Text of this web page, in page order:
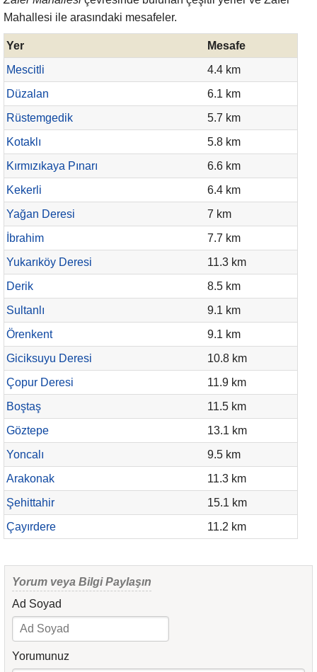
Mahallesi ile arasındaki mesafeler.
Yer
Mesafe
Mescitli
4.4 km
Düzalan
6.1 km
Rüstemgedik
5.7 km
Kotaklı
5.8 km
Kırmızıkaya Pınarı
6.6 km
Kekerli
6.4 km
Yağan Deresi
7 km
İbrahim
7.7 km
Yukarıköy Deresi
11.3 km
Derik
8.5 km
Sultanlı
9.1 km
Örenkent
9.1 km
Giciksuyu Deresi
10.8 km
Çopur Deresi
11.9 km
Boştaş
11.5 km
Göztepe
13.1 km
Yoncalı
9.5 km
Arakonak
11.3 km
Şehittahir
15.1 km
Çayırdere
11.2 km
Yorum veya Bilgi Paylaşın
Ad Soyad
Yorumunuz